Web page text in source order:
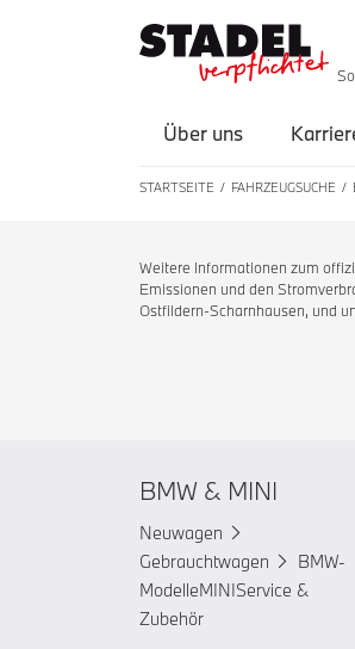
Über uns
STARTSEITE FAHRZEUGSUCHE
Weitere Informationen zum
Emissionen und den
Ostfildern-Scharnhausen, und
BMW & MINI
Neuwagen
Gebrauchtwagen
BMW-
ModelleMINIService &
Zubehör